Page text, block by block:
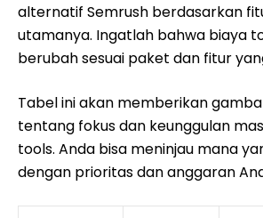
alternatif Semrush berdasarkan
utamanya. Ingatlah bahwa biaya
berubah sesuai paket dan fitur
Tabel ini akan memberikan
tentang fokus dan keunggulan
tools. Anda bisa meninjau mana
dengan prioritas dan anggaran